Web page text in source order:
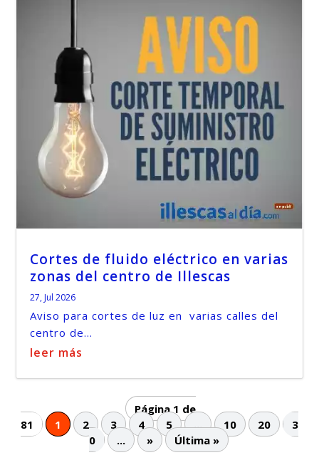
Cortes de fluido eléctrico en varias
zonas del centro de Illescas
27, Jul 2026
Aviso para cortes de luz en varias calles del
centro de...
leer más
Página 1 de
81
1 2 3 4 5 ... 10 20
3
0
... » Última »